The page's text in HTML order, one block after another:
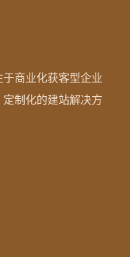
商业化获客型企业
制化的建站解决方